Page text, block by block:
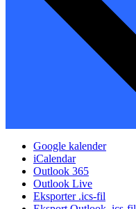
Google kalender
iCalendar
Outlook 365
Outlook Live
Eksporter .ics-fil